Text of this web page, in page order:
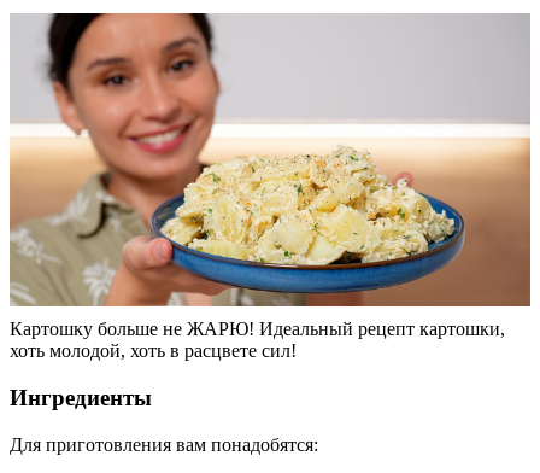
Картошку больше не ЖАРЮ! Идеальный рецепт картошки,
хоть молодой, хоть в расцвете сил!
Ингредиенты
Для приготовления вам понадобятся: